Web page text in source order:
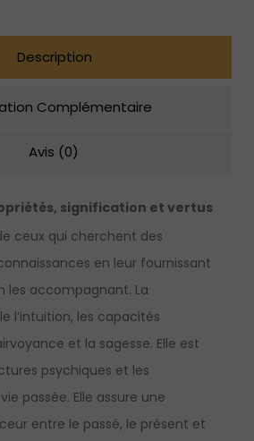
Description
Complémentaire
Avis (0)
signification et vertus
ceux qui cherchent des
en leur fournissant
les accompagnant. La
l’intuition, les capacités
et la sagesse. Elle est
psychiques et les
passée. Elle assure une
entre le passé, le présent et